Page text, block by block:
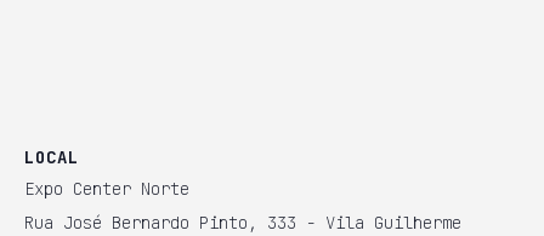
LOCAL
Expo Center Norte
Rua José Bernardo Pinto, 333 - Vila Guilherme